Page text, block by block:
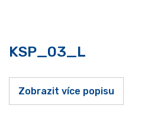
KSP_03_L
Zobrazit více popisu